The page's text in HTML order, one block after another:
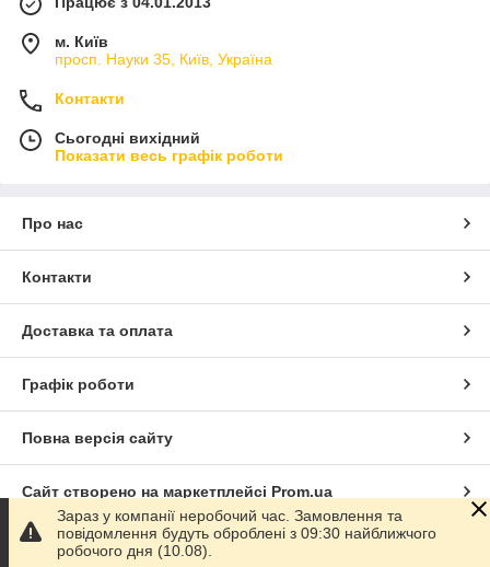
м. Київ
просп. Науки 35, Київ, Україна
Контакти
Сьогодні вихідний
Показати весь графік роботи
Про нас
Контакти
Доставка та оплата
Графік роботи
Повна версія сайту
Сайт створено на маркетплейсі Prom.ua
Політика конфіденційності
Зараз у компанії неробочий час. Замовлення та
повідомлення будуть оброблені з 09:30 найближчого
робочого дня (10.08).